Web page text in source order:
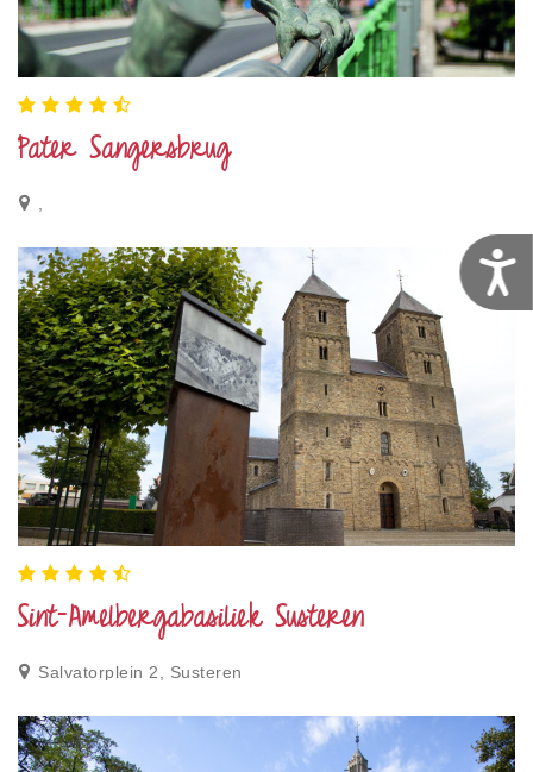
Pater Sangersbrug
,
Sint-Amelbergabasiliek Susteren
Salvatorplein 2, Susteren